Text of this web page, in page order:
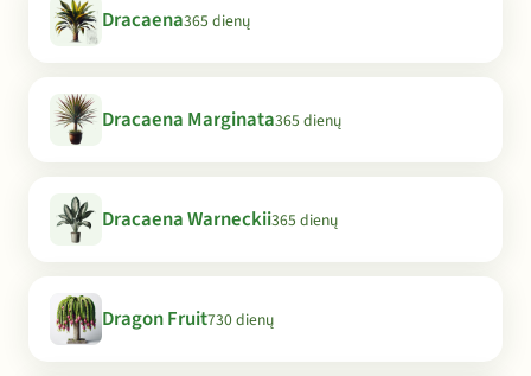
Dracaena365 dienų
Dracaena Marginata365 dienų
Dracaena Warneckii365 dienų
Dragon Fruit730 dienų